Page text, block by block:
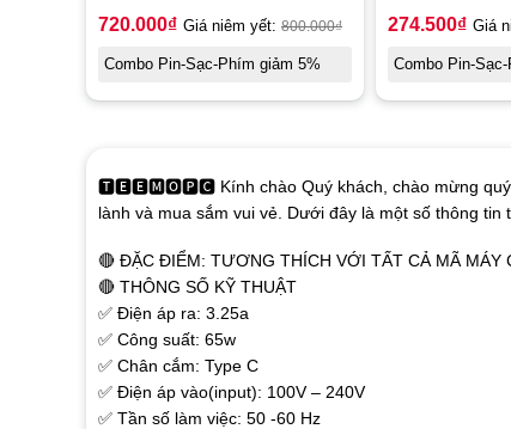
720.000₫ Giá niêm yết: 800.000₫
Combo Pin-Sạc-Phím giảm 5%
274.500₫ Giá
Combo Pin-
🆃🅴🅴🅼🅾🅿🅲 Kính chào Quý khách, chào mừng quý
lành và mua sắm vui vẻ. Dưới đây là một số thông tin
🔴 ĐẶC ĐIỂM: TƯƠNG THÍCH VỚI TẤT CẢ MÃ MÁY
🔴 THÔNG SỐ KỸ THUẬT
✅ Điện áp ra: 3.25a
✅ Công suất: 65w
✅ Chân cắm: Type C
✅ Điện áp vào(input): 100V – 240V
✅ Tần số làm việc: 50 -60 Hz